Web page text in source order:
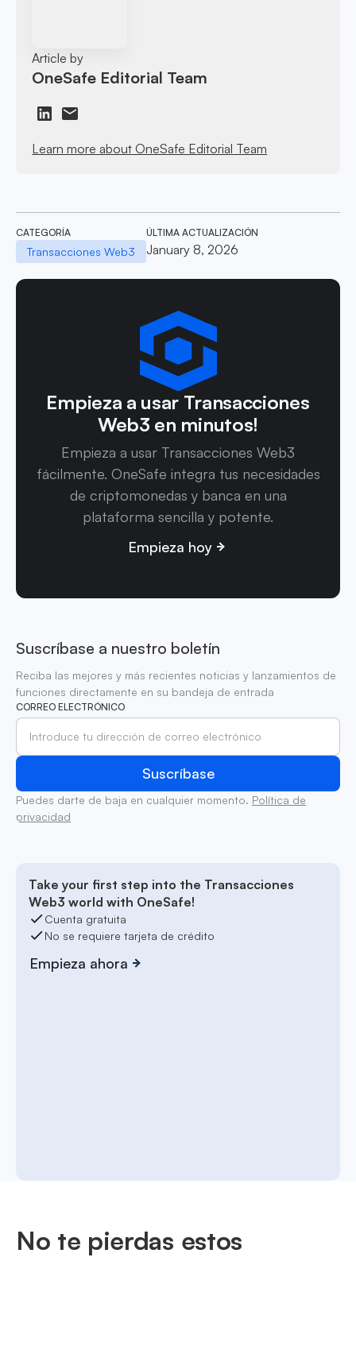
Article by
OneSafe Editorial Team
Learn more about OneSafe Editorial Team
CATEGORÍA
Transacciones Web3
ÚLTIMA ACTUALIZACIÓN
January 8, 2026
Empieza a usar Transacciones
Web3 en minutos!
Empieza a usar Transacciones Web3
fácilmente. OneSafe integra tus necesidades
de criptomonedas y banca en una
plataforma sencilla y potente.
Empieza hoy
Suscríbase a nuestro boletín
Reciba las mejores y más recientes noticias y lanzamientos de
funciones directamente en su bandeja de entrada
CORREO ELECTRÓNICO
Puedes darte de baja en cualquier momento. Política de
privacidad
Take your first step into the Transacciones
Web3 world with OneSafe!
Cuenta gratuita
No se requiere tarjeta de crédito
Empieza ahora
No te pierdas estos